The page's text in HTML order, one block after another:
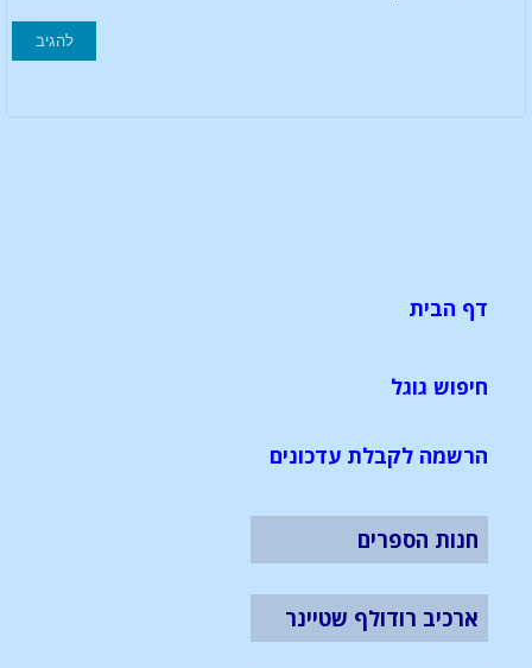
דף הבית
חיפוש גוגל
הרשמה לקבלת עדכונים
חנות הספרים
ארכיב רודולף שטיינר